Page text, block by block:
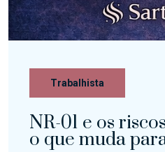
Trabalhista
NR-01 e os
o que muda